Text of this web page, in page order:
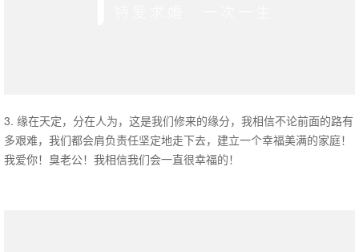
3. 缘在天定，分在人为，这是我们修来的缘分，我相信不论前面的路有
多艰难，我们都会肩负责任坚定地走下去，建立一个幸福美满的家庭！
我爱你！臭老公！我相信我们会一直很幸福的！